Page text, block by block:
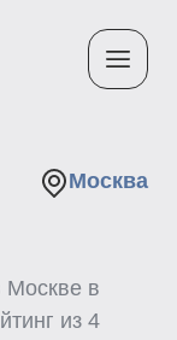
Москва
Москве в
из 4